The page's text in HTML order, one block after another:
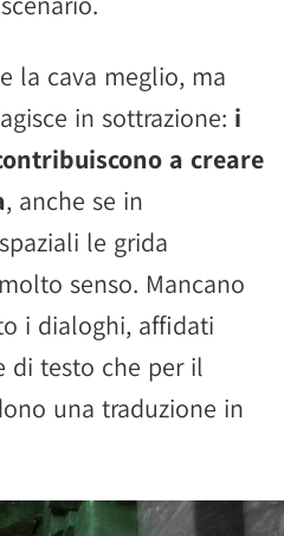
la cava meglio, ma
in sottrazione: i
a creare
, anche se in
le grida
senso. Mancano
i dialoghi, affidati
di testo che per il
una traduzione in